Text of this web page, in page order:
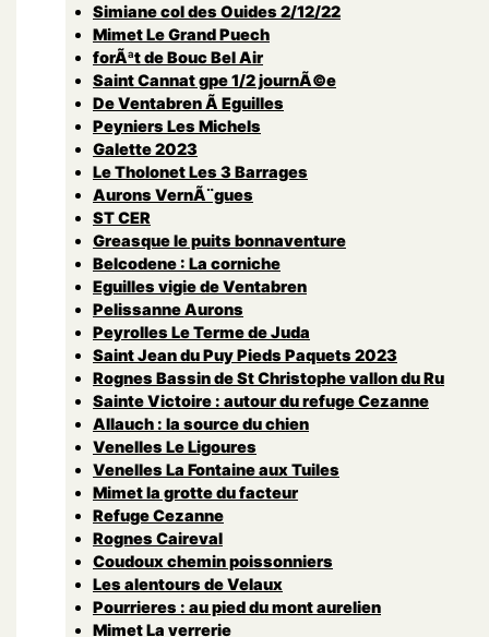
Simiane col des Ouides 2/12/22
Mimet Le Grand Puech
forÃªt de Bouc Bel Air
Saint Cannat gpe 1/2 journÃ©e
De Ventabren Ã Eguilles
Peyniers Les Michels
Galette 2023
Le Tholonet Les 3 Barrages
Aurons VernÃ¨gues
ST CER
Greasque le puits bonnaventure
Belcodene : La corniche
Eguilles vigie de Ventabren
Pelissanne Aurons
Peyrolles Le Terme de Juda
Saint Jean du Puy Pieds Paquets 2023
Rognes Bassin de St Christophe vallon du Ru
Sainte Victoire : autour du refuge Cezanne
Allauch : la source du chien
Venelles Le Ligoures
Venelles La Fontaine aux Tuiles
Mimet la grotte du facteur
Refuge Cezanne
Rognes Caireval
Coudoux chemin poissonniers
Les alentours de Velaux
Pourrieres : au pied du mont aurelien
Mimet La verrerie